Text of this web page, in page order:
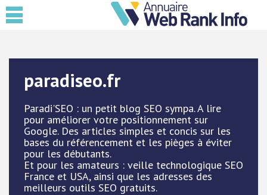
paradiseo.fr
Paradi'SEO : un petit blog SEO sympa. A lire
pour améliorer votre positionnement sur
Google. Des articles simples et concis sur les
bases du référencement et les pièges à éviter
pour les débutants.
Et pour les amateurs : veille technologique SEO
France et USA, ainsi que les adresses des
meilleurs outils SEO gratuits.